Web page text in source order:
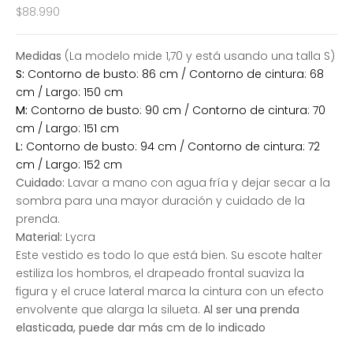
Precio de oferta
$88.990
Medidas (La modelo mide 1,70 y está usando una talla S)
S: Contorno de busto: 86 cm / Contorno de cintura: 68
cm / Largo: 150 cm
M: Contorno de busto: 90 cm / Contorno de cintura: 70
cm / Largo: 151 cm
L: Contorno de busto: 94 cm / Contorno de cintura: 72
cm / Largo: 152 cm
Cuidado: Lavar a mano con agua fría y dejar secar a la
sombra para una mayor duración y cuidado de la
prenda.
Material: Lycra
Este vestido es todo lo que está bien. Su escote halter
estiliza los hombros, el drapeado frontal suaviza la
figura y el cruce lateral marca la cintura con un efecto
envolvente que alarga la silueta. Al ser una prenda
elasticada, puede dar más cm de lo indicado